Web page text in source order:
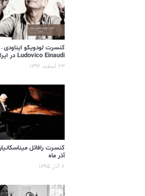
کنسرت لودویکو ایناودی –
Ludovico Einaudi در ایران
۲۳ اسفند ۱۳۹۶
کنسرت رافائل
آذر ماه
۸ آذر ۱۳۹۵